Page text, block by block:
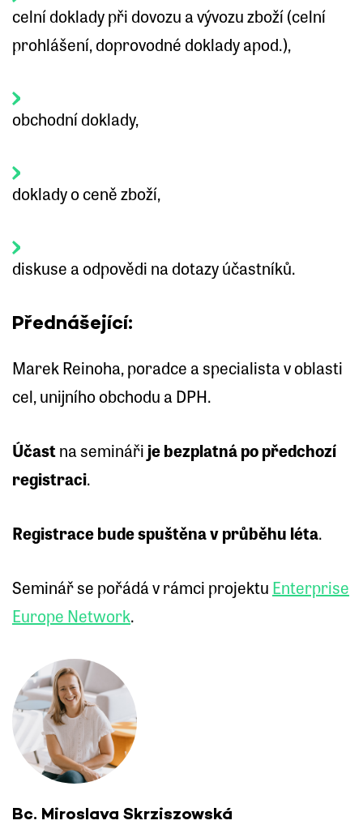
celní doklady při dovozu a vývozu zboží (celní
prohlášení, doprovodné doklady apod.),
obchodní doklady,
doklady o ceně zboží,
diskuse a odpovědi na dotazy účastníků.
Přednášející:
Marek Reinoha, poradce a specialista v oblasti
cel, unijního obchodu a DPH.
Účast na semináři je bezplatná po předchozí
registraci.
Registrace bude spuštěna v průběhu léta.
Seminář se pořádá v rámci projektu Enterprise
Europe Network.
Bc. Miroslava Skrziszowská